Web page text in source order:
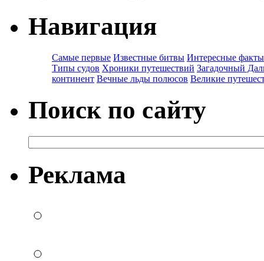
Навигация
Самые первые Известные битвы Интересные факты
Типы судов Хроники путешествий Загадочный
континент Вечные льды полюсов Великие
Поиск по сайту
Реклама